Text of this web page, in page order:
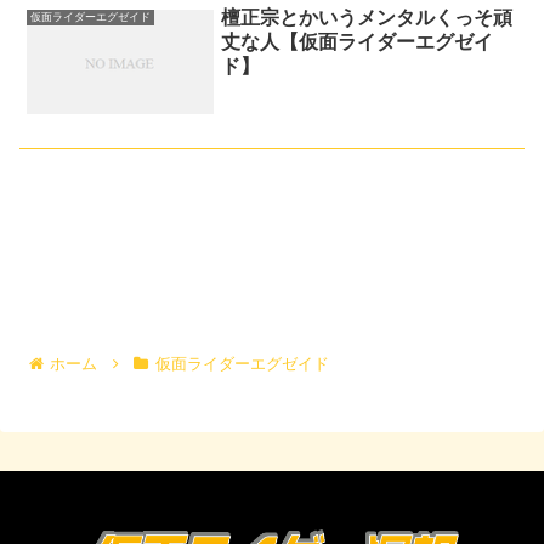
仮面ライダーエグゼイド
檀正宗とかいうメンタルくっそ頑
丈な人【仮面ライダーエグゼイ
ド】
ホーム 仮面ライダーエグゼイド